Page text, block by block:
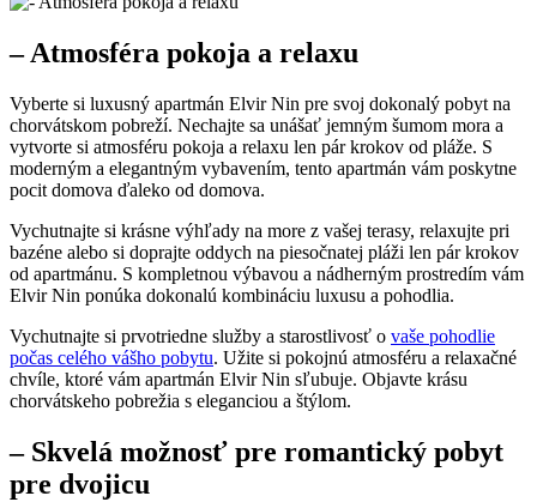
– Atmosféra pokoja a relaxu
Vyberte si luxusný apartmán Elvir Nin pre svoj dokonalý pobyt na
chorvátskom pobreží. Nechajte sa unášať jemným šumom mora a
vytvorte si atmosféru pokoja a relaxu len pár krokov od pláže. S
moderným a elegantným vybavením, tento apartmán vám poskytne
pocit domova ďaleko od domova.
Vychutnajte si krásne výhľady na more z vašej terasy, relaxujte pri
bazéne alebo si doprajte oddych na piesočnatej pláži len pár krokov
od apartmánu. S kompletnou výbavou a nádherným prostredím vám
Elvir Nin ponúka dokonalú kombináciu luxusu a pohodlia.
Vychutnajte si prvotriedne služby a starostlivosť o vaše pohodlie
počas celého vášho pobytu. Užite si pokojnú atmosféru a relaxačné
chvíle, ktoré vám apartmán Elvir Nin sľubuje. Objavte krásu
chorvátskeho pobrežia s eleganciou a štýlom.
– Skvelá možnosť pre romantický pobyt
pre dvojicu